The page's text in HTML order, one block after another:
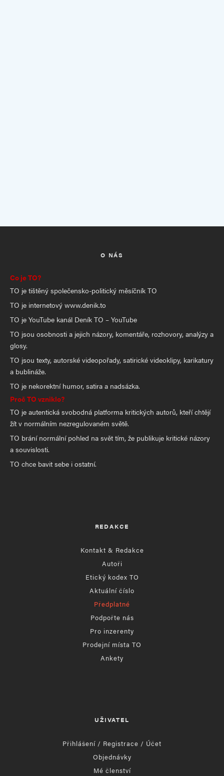
O NÁS
Co je TO?
TO je tištěný společensko-politický měsíčník TO
TO je internetový www.denik.to
TO je YouTube kanál Deník TO – YouTube
TO jsou osobnosti a jejich názory, komentáře, rozhovory, analýzy a
glosy.
TO jsou texty, autorské videopořady, satirické videoklipy, karikatury
a bublináže.
TO je nekorektní humor, satira a nadsázka.
Proč TO vzniklo?
TO je autentická svobodná platforma kritických autorů, kteří chtějí
žít v normálním nezregulovaném světě.
TO brání normální pohled na svět tím, že publikuje kritické názory
a souvislosti.
TO chce bavit sebe i ostatní.
REDAKCE
Kontakt & Redakce
Autoři
Etický kodex TO
Aktuální číslo
Předplatné
Podpořte nás
Pro inzerenty
Prodejní místa TO
Ankety
UŽIVATEL
Přihlášení / Registrace / Účet
Objednávky
Mé členství